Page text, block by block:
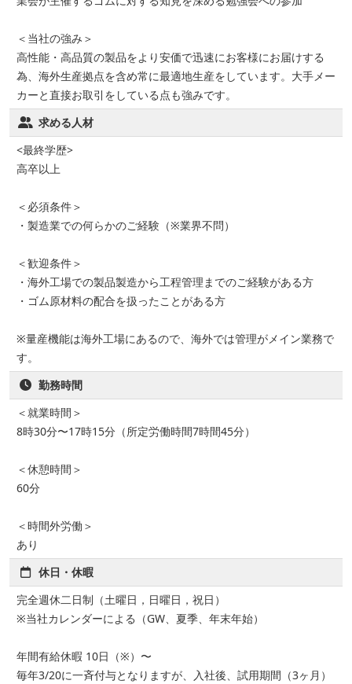
＜当社の強み＞
高性能・高品質の製品をより安価で迅速にお客様にお届けする
為、海外生産拠点を含め常に最適地生産をしています。大手メー
カーと直接お取引をしている点も強みです。
求める人材
<最終学歴>
高卒以上
＜必須条件＞
・製造業での何らかのご経験（※業界不問）
＜歓迎条件＞
・海外工場での製品製造から工程管理までのご経験がある方
・ゴム原材料の配合を扱ったことがある方
※量産機能は海外工場にあるので、海外では管理がメイン業務で
す。
勤務時間
＜就業時間＞
8時30分〜17時15分（所定労働時間7時間45分）
＜休憩時間＞
60分
＜時間外労働＞
あり
休日・休暇
完全週休二日制（土曜日，日曜日，祝日）
※当社カレンダーによる（GW、夏季、年末年始）
年間有給休暇 10日（※）〜
毎年3/20に一斉付与となりますが、入社後、試用期間（3ヶ月）